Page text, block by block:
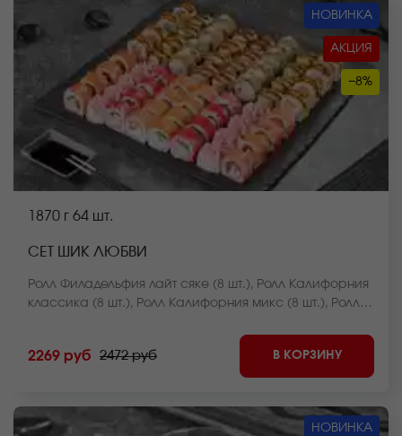
НОВИНКА
АКЦИЯ
−8%
1870 г 64 шт.
СЕТ ШИК ЛЮБВИ
Ролл Филадельфия лайт сяке (8 шт.), Ролл Калифорния
классика (8 шт.), Ролл Калифорния микс (8 шт.), Ролл
шт.), Ролл Курочка в саду (8 шт.), Чесночный цезарь
ролл (8 шт.), Ролл Крабстер темпура (8 шт.). *Внешний
вид блюда может отличаться от фото на сайте.
2269 руб 2472 руб В КОРЗИНУ
НОВИНКА